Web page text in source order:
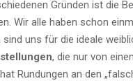
Gründen ist die
Wir alle haben schon
sind uns für die ideale
, die nur von
Rundungen an den